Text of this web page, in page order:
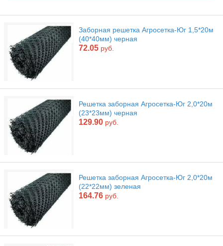
Заборная решетка Агросетка-Юг 1,5*20м
(40*40мм) черная
72.05 руб.
Решетка заборная Агросетка-Юг 2,0*20м
(23*23мм) черная
129.90 руб.
Решетка заборная Агросетка-Юг 2,0*20м
(22*22мм) зеленая
164.76 руб.